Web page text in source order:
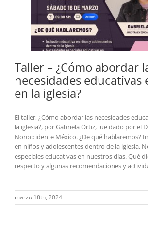
Taller – ¿Cómo abordar
necesidades educativas
en la iglesia?
El taller, ¿Cómo abordar las necesidades
la iglesia?, por Gabriela Ortiz, fue dado por el
Noroccidente México. ¿De qué hablaremos?
en niños y adolescentes dentro de la iglesia.
especiales educativas en nuestros días. Qué
respecto y algunas recomendaciones y
marzo 18th, 2024